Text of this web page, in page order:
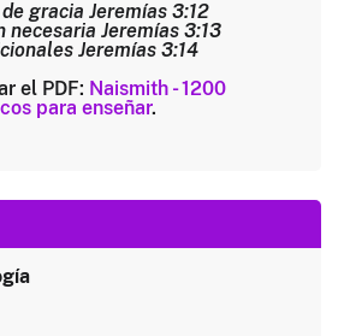
gracia Jeremías 3:12
necesaria Jeremías 3:13
Jeremías 3:14
el PDF: Naismith - 1200
para enseñar.